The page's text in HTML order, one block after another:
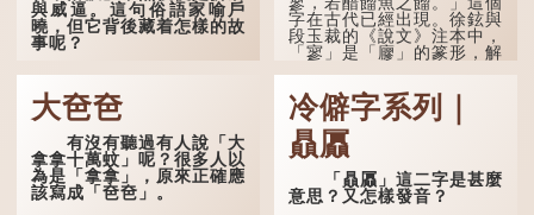
與威逼。這句俗語家喻戶
曉，但它背後藏着怎樣的故
事呢？
「不見棺材不落淚」的
原句，有說法是「不見棺材
不下淚」或「不見親棺不下
淚」，出自明朝蘭陵笑笑生
所著的《金瓶梅詞話》第九
十八回。原意是指人未親眼
見到親人棺木，便不會真正
感到悲傷；後來引申為比喻
字在古代已經出現。徐鉉與
段玉裁的《說文》注本中，
「寥」是「廫」的篆形，解
·安期先生》載琊阜老人故
事，以「寥寥安期，虛質高
清」形容空虛無所事事。
大夿夿
有沒有聽過有人說「大
拿拿十萬蚊」呢？很多人以
為是「拿拿」，原來正確應
該寫成「夿夿」。
冷僻字系列｜
贔屭
「贔屭」這二字是甚麼
意思？又怎樣發音？